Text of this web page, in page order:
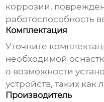
коррозии,
работоспособность
Комплектация
Уточните
необходимой
о возможности
устройств, таких как
Производитель